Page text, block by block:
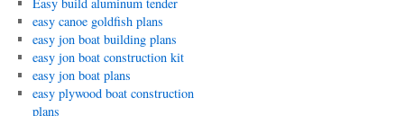
easy canoe goldfish plans
easy jon boat building plans
easy jon boat construction kit
easy jon boat plans
easy plywood boat construction
plans